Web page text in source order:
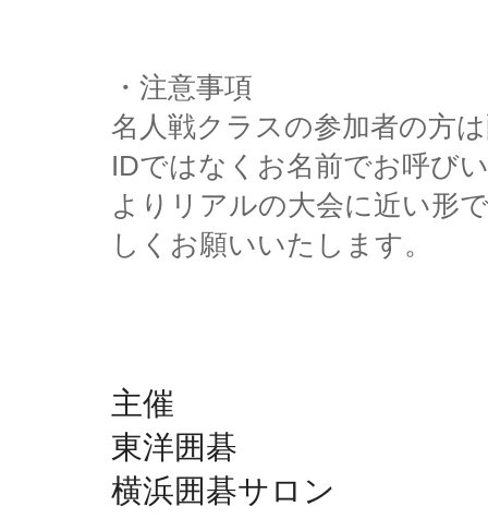
・注意事項
名人戦クラスの参加者の方
IDではなくお名前でお呼び
よりリアルの大会に近い形
しくお願いいたします。
主催
東洋囲碁
横浜囲碁サロン